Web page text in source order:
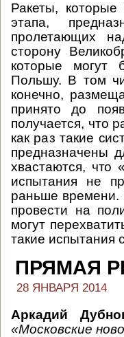
Ракеты,
этапа,
пролетающих
сторону
которые могут
Польшу. В том
конечно,
принято до
получается, что
как раз такие
предназначены
хвастаются, что
испытания не
раньше
провести на
могут
такие испытания
ПРЯМАЯ
28 ЯНВАРЯ 2014
Аркадий
«Московские